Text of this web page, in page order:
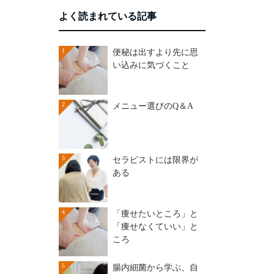
よく読まれている記事
1
便秘は出すより先に思
い込みに気づくこと
2 メニュー選びのQ＆A
3
セラピストには限界が
ある
4
「痩せたいところ」と
「痩せなくていい」と
ころ
5
腸内細菌から学ぶ、自